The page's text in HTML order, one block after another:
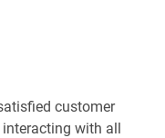
customer
interacting with all